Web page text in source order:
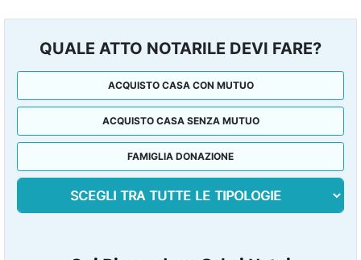
QUALE ATTO NOTARILE DEVI FARE?
ACQUISTO CASA CON MUTUO
ACQUISTO CASA SENZA MUTUO
FAMIGLIA DONAZIONE